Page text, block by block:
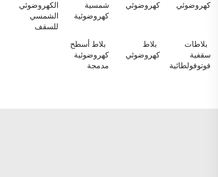
كهروضوئي
كهروضوئي
شمسية
كهروضوئية
الكهروضوئي
الشمسي
للسقف
بلاطات
سقفية
فوتوفولطائية
بلاط
كهروضوئي
بلاط أسطح
كهروضوئية
مدمجة